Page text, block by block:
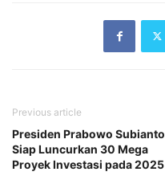
Previous article
Presiden Prabowo Subianto
Siap Luncurkan 30 Mega
Proyek Investasi pada 2025